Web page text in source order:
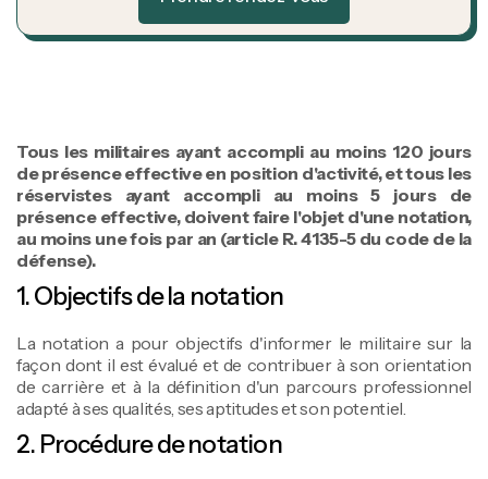
Tous les militaires ayant accompli au moins 120 jours
de présence effective en position d'activité, et tous les
réservistes ayant accompli au moins 5 jours de
présence effective, doivent faire l'objet d'une notation,
au moins une fois par an (article R. 4135-5 du code de la
défense).
1. Objectifs de la notation
La notation a pour objectifs d'informer le militaire sur la
façon dont il est évalué et de contribuer à son orientation
de carrière et à la définition d'un parcours professionnel
adapté à ses qualités, ses aptitudes et son potentiel.
2. Procédure de notation
Prendre rendez-vous